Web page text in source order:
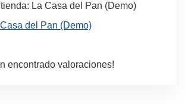
La Casa del Pan (Demo)
del Pan (Demo)
encontrado valoraciones!